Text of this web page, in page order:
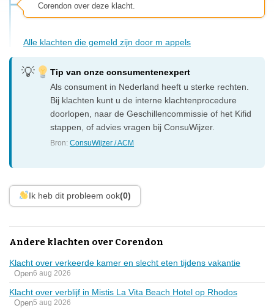
Corendon over deze klacht.
Alle klachten die gemeld zijn door m appels
Tip van onze consumentenexpert
Als consument in Nederland heeft u sterke rechten.
Bij klachten kunt u de interne klachtenprocedure
doorlopen, naar de Geschillencommissie of het Kifid
stappen, of advies vragen bij ConsuWijzer.
Bron:ConsuWijzer / ACM
Ik heb dit probleem ook(0)
Andere klachten over Corendon
Klacht over verkeerde kamer en slecht eten tijdens vakantie
Open6 aug 2026
Klacht over verblijf in Mistis La Vita Beach Hotel op Rhodos
Open5 aug 2026